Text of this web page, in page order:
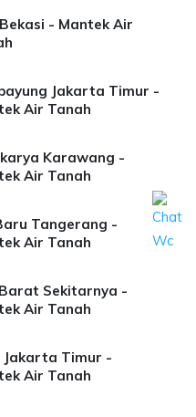
- Mantek Air
Jakarta Timur -
Air Tanah
Karawang -
Air Tanah
Tangerang -
Air Tanah
Sekitarnya -
Air Tanah
Jakarta Timur -
Air Tanah